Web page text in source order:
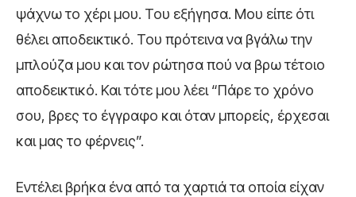
ψάχνω το χέρι μου. Του εξήγησα. Μου είπε ότι
θέλει αποδεικτικό. Του πρότεινα να βγάλω την
μπλούζα μου και τον ρώτησα πού να βρω τέτοιο
αποδεικτικό. Και τότε μου λέει “Πάρε το χρόνο
σου, βρες το έγγραφο και όταν μπορείς, έρχεσαι
και μας το φέρνεις”.
Εντέλει βρήκα ένα από τα χαρτιά τα οποία είχαν